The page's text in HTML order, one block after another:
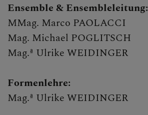
Ensemble & Ensembleleitung:
MMag. Marco PAOLACCI
Mag. Michael POGLITSCH
Mag.ª Ulrike WEIDINGER
Formenlehre:
Mag.ª Ulrike WEIDINGER